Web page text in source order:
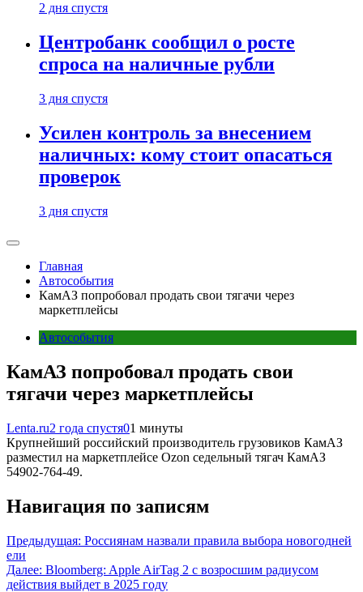
2 дня спустя
Центробанк сообщил о росте
спроса на наличные рубли
3 дня спустя
Усилен контроль за внесением
наличных: кому стоит опасаться
проверок
3 дня спустя
Главная
Автособытия
КамАЗ попробовал продать свои тягачи через
маркетплейсы
Автособытия
КамАЗ попробовал продать свои
тягачи через маркетплейсы
Lenta.ru2 года спустя01 минуты
Крупнейший российский производитель грузовиков КамАЗ
разместил на маркетплейсе Ozon седельный тягач КамАЗ
54902-764-49.
Навигация по записям
Предыдущая: Россиянам назвали правила выбора новогодней
ели
Далее: Bloomberg: Apple AirTag 2 с возросшим радиусом
действия выйдет в 2025 году